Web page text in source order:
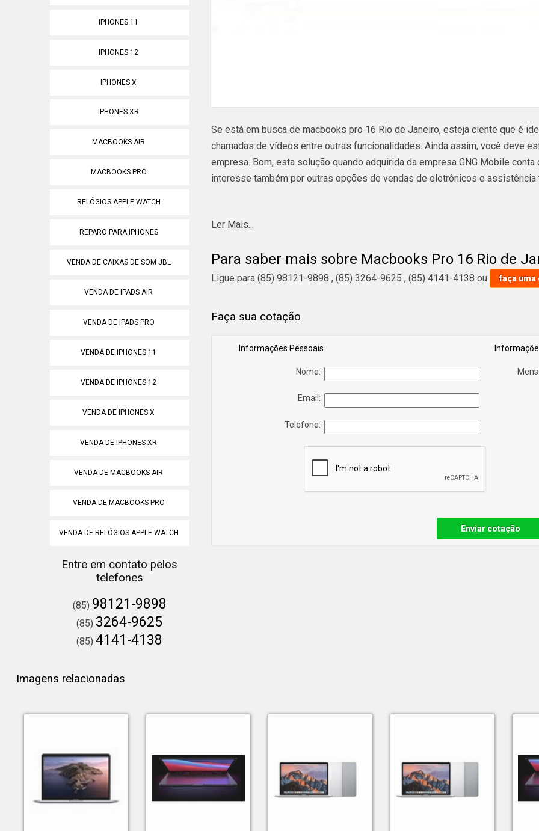
IPHONES 11
IPHONES 12
IPHONES X
IPHONES XR
MACBOOKS AIR
MACBOOKS PRO
RELÓGIOS APPLE WATCH
REPARO PARA IPHONES
VENDA DE CAIXAS DE SOM JBL
VENDA DE IPADS AIR
VENDA DE IPADS PRO
VENDA DE IPHONES 11
VENDA DE IPHONES 12
VENDA DE IPHONES X
VENDA DE IPHONES XR
VENDA DE MACBOOKS AIR
VENDA DE MACBOOKS PRO
VENDA DE RELÓGIOS APPLE WATCH
Entre em contato pelos
telefones
(85) 98121-9898
(85) 3264-9625
(85)4141-4138
Se está em busca de macbooks pro 16 Rio de Janeiro, esteja ciente que é
chamadas de vídeos entre outras funcionalidades. Ainda assim, você deve
empresa. Bom, esta solução quando adquirida da empresa GNG Mobile
interesse também por outras opções de vendas de eletrônicos e assistência
como, Carregadores Portáteis, Iphones X, Caixas De Som Jbl, Macbook Pro,
satisfação do cliente e a excelência em produtos e trabalhos.
Com isso, conseguimos disponibilizar outros trabalhos, como Caixa De Som
entrando em contato com nossa empresa, sanando assim as suas dúvidas
Ler Mais...
Para saber mais sobre Macbooks Pro 16 Rio de
Ligue para (85) 98121-9898 , (85) 3264-9625 , (85) 4141-4138 ou faça uma
Faça sua cotação
Informações Pessoais
Nome:
Email:
Telefone:
Enviar cotação
Imagens relacionadas